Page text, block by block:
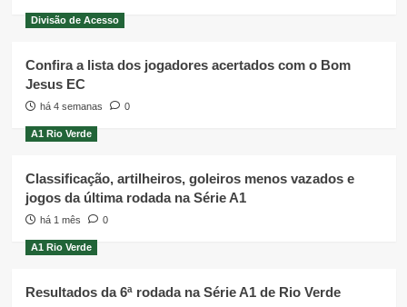
Divisão de Acesso
Confira a lista dos jogadores acertados com o Bom
Jesus EC
há 4 semanas 0
A1 Rio Verde
Classificação, artilheiros, goleiros menos vazados e
jogos da última rodada na Série A1
há 1 mês 0
A1 Rio Verde
Resultados da 6ª rodada na Série A1 de Rio Verde